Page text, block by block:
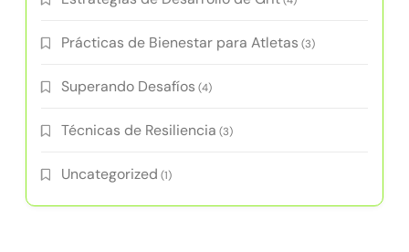
Prácticas de Bienestar para Atletas (3)
Superando Desafíos (4)
Técnicas de Resiliencia (3)
Uncategorized (1)